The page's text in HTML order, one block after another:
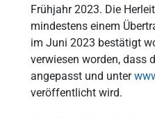
Frühjahr 2023. Die
mindestens einem
im Juni 2023 bestätigt
verwiesen worden, dass
angepasst und unter
veröffentlicht wird.